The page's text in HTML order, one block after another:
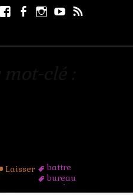
Facebook
Facebook
page
Instagram
Youtube
battre
bureau
combat
Laisser